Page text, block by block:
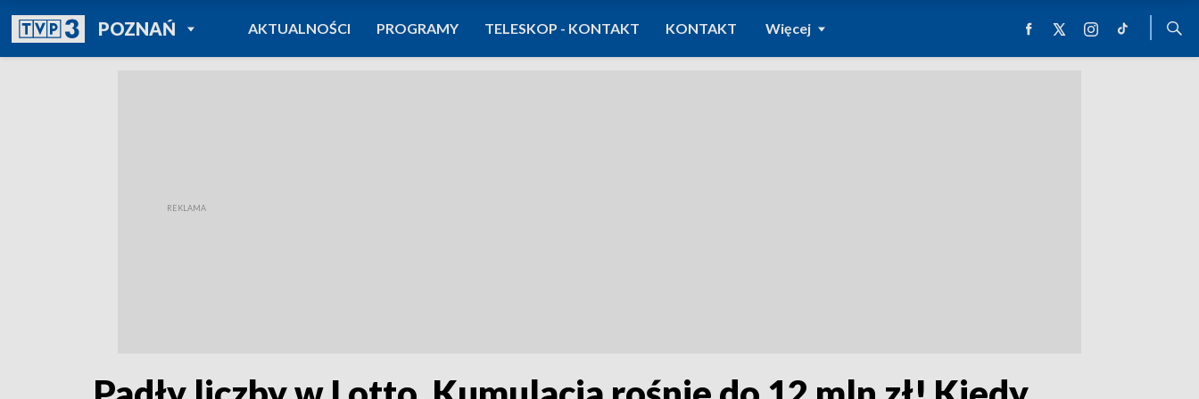
POZNAŃPOWRÓT DO
TVP REGIONY
AKTUALNOŚCI PROGRAMY TELESKOP - KONTAKT KONTAKT Więcej